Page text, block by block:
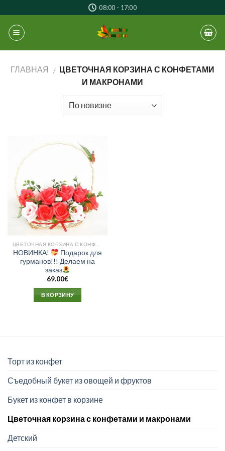
to
content
08:00 - 17:00
ГЛАВНАЯ / ЦВЕТОЧНАЯ КОРЗИНА С КОНФЕТАМИ
И МАКРОНАМИ
НОВИНКА!
Подарок для
гурманов!!! Делаем на
заказ
69.00€
В КОРЗИНУ
Торт из конфет
Съедобный букет из овощей и фруктов
Букет из конфет в корзине
Цветочная корзина с конфетами и макронами
Детский